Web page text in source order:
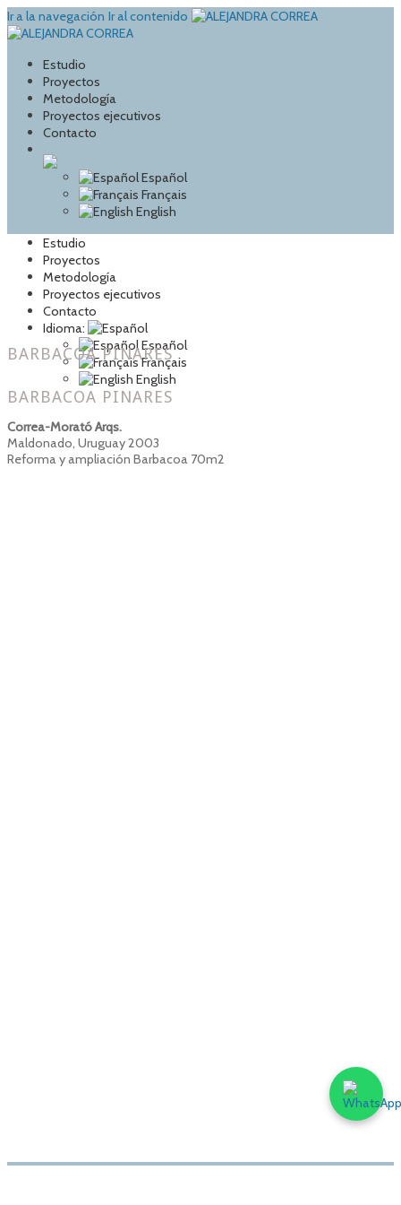
Ir a la navegación Ir al contenido
Estudio
Proyectos
Metodología
Proyectos ejecutivos
Contacto
Español
Français
English
Estudio
Proyectos
Metodología
Proyectos ejecutivos
Contacto
Idioma:
Español
Français
English
BARBACOA PINARES
BARBACOA PINARES
Correa-Morató Arqs.
Maldonado, Uruguay 2003
Reforma y ampliación Barbacoa 70m2